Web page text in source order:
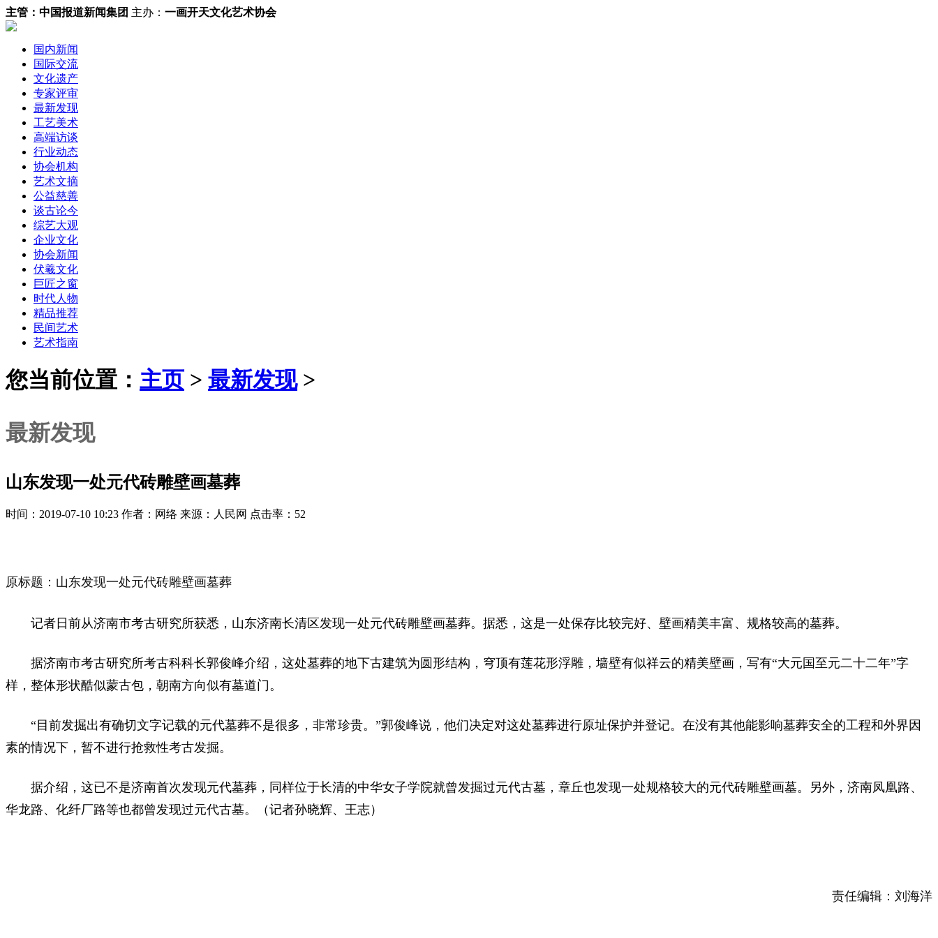
主管： 中国报道新闻集团 主办： 一画开天文化艺术协会
国内新闻
国际交流
文化遗产
专家评审
最新发现
工艺美术
高端访谈
行业动态
协会机构
艺术文摘
公益慈善
谈古论今
综艺大观
企业文化
协会新闻
伏羲文化
巨匠之窗
时代人物
精品推荐
民间艺术
艺术指南
您当前位置： 主页 > 最新发现>
最新发现
山东发现一处元代砖雕壁画墓葬
时间：2019-07-10 10:23 作者：网络 来源：人民网 点击率：52
原标题：山东发现一处元代砖雕壁画墓葬
记者日前从济南市考古研究所获悉，山东济南长清区发现一处元代砖雕壁画墓葬。据悉，这是一处保存比较完好、壁画精美丰富、规格较高的墓葬。
据济南市考古研究所考古科科长郭俊峰介绍，这处墓葬的地下古建筑为圆形结构，穹顶有莲花形浮雕，墙壁有似祥云的精美壁画，写有“大元国至元二十二年”字
样，整体形状酷似蒙古包，朝南方向似有墓道门。
“目前发掘出有确切文字记载的元代墓葬不是很多，非常珍贵。”郭俊峰说，他们决定对这处墓葬进行原址保护并登记。在没有其他能影响墓葬安全的工程和外界因
素的情况下，暂不进行抢救性考古发掘。
据介绍，这已不是济南首次发现元代墓葬，同样位于长清的中华女子学院就曾发掘过元代古墓，章丘也发现一处规格较大的元代砖雕壁画墓。另外，济南凤凰路、
华龙路、化纤厂路等也都曾发现过元代古墓。（记者孙晓辉、王志）
责任编辑：刘海洋